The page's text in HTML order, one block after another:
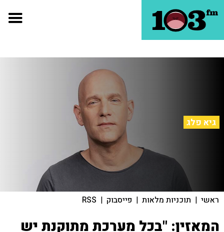
גיא פלג
ראשי | תוכניות מלאות | פייסבוק |
RSS
המאזין: "בכל מערכת מתוקנת יש